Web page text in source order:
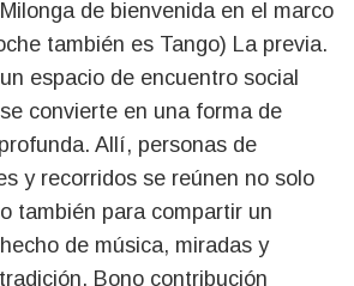
de bienvenida en el marco
también es Tango) La previa.
espacio de encuentro social
convierte en una forma de
Allí, personas de
y recorridos se reúnen no solo
también para compartir un
de música, miradas y
Bono contribución